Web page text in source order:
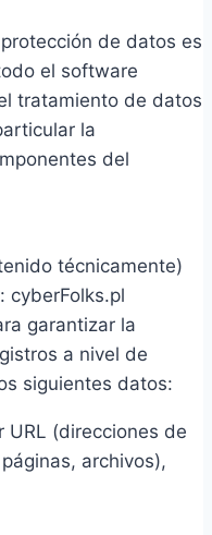
de datos es
el software
tratamiento de datos
la
del
técnicamente)
cyberFolks.pl
garantizar la
a nivel de
siguientes datos:
URL (direcciones de
archivos),